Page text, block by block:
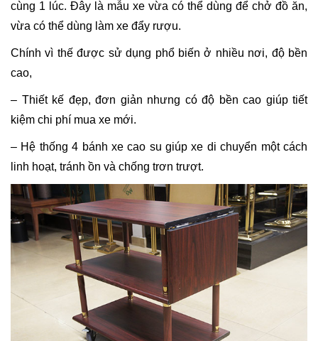
cùng 1 lúc. Đây là mẫu xe vừa có thể dùng để chở đồ ăn,
vừa có thể dùng làm xe đẩy rượu.
Chính vì thế được sử dụng phổ biến ở nhiều nơi, độ bền
cao,
– Thiết kế đẹp, đơn giản nhưng có độ bền cao giúp tiết
kiệm chi phí mua xe mới.
– Hệ thống 4 bánh xe cao su giúp xe di chuyển một cách
linh hoạt, tránh ồn và chống trơn trượt.